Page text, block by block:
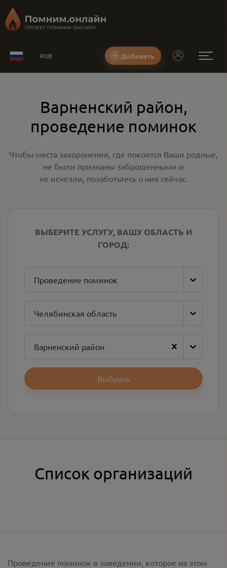
RUB Добавить
Варненский район,
проведение поминок
Чтобы места захоронения, где покоятся Ваши родные,
не были признаны заброшенными и
не исчезли, позаботьтесь о них сейчас.
ВЫБЕРИТЕ УСЛУГУ, ВАШУ ОБЛАСТЬ И
ГОРОД:
Проведение поминок
Челябинская область
Варненский район
Выбрать
Список организаций
Проведение поминок в заведении, которое на этом